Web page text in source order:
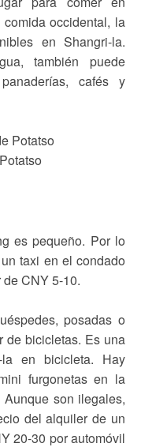
occidental, la
en Shangri-la.
también puede
cafés y
es pequeño. Por lo
taxi en el condado
CNY 5-10.
posadas o
de bicicletas. Es una
la en bicicleta. Hay
furgonetas en la
son ilegales,
del alquiler de un
20-30 por automóvil